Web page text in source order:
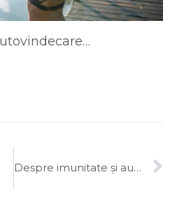
Despre imunitate și autovindecare…